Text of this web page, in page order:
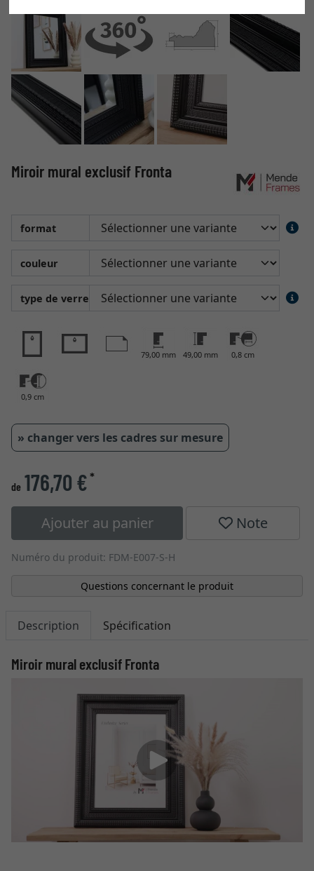
Miroir mural exclusif Fronta
format
couleur
type de verre
79,00 mm 49,00 mm 0,8 cm
0,9 cm
» changer vers les cadres sur mesure
de 176,70 €*
Ajouter au panier Note
Numéro du produit: FDM-E007-S-H
Questions concernant le produit
Description Spécification
Miroir mural exclusif Fronta